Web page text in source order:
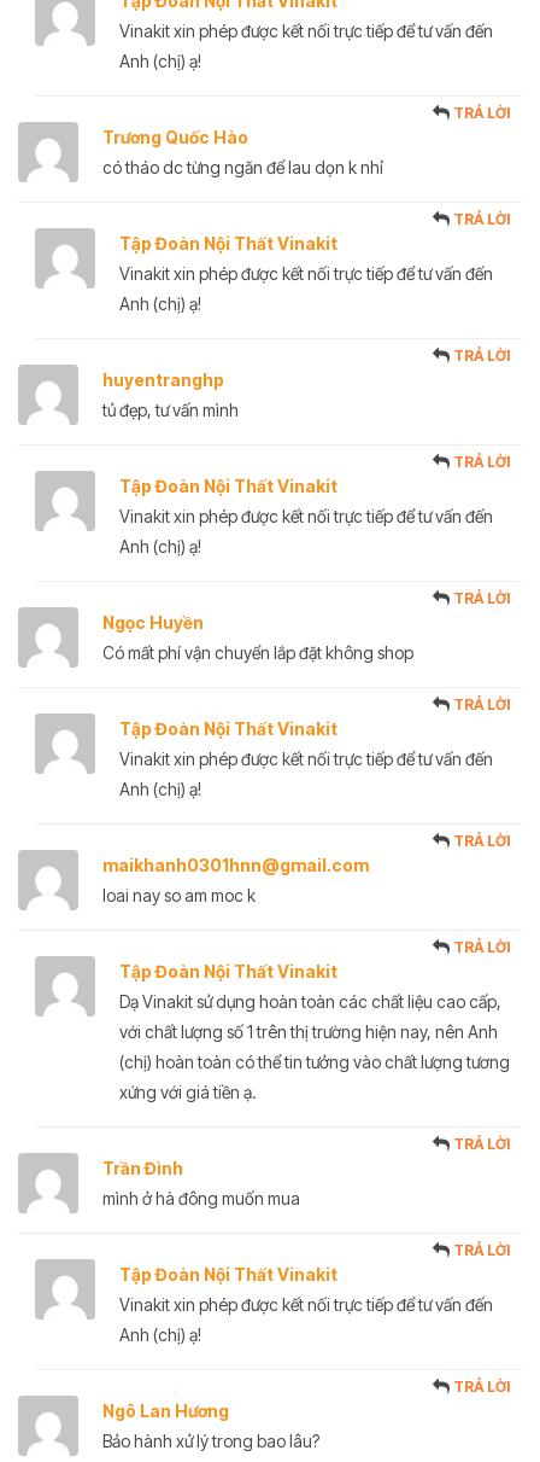
Vinakit xin phép được kết nối trực tiếp để tư vấn đến
Anh (chị) ạ!
Trương Quốc Hào
TRẢ LỜI
có tháo dc từng ngăn để lau dọn k nhỉ
Tập Đoàn Nội Thất Vinakit
TRẢ LỜI
Vinakit xin phép được kết nối trực tiếp để tư vấn đến
Anh (chị) ạ!
huyentranghp
TRẢ LỜI
tủ đẹp, tư vấn mình
Tập Đoàn Nội Thất Vinakit
TRẢ LỜI
Vinakit xin phép được kết nối trực tiếp để tư vấn đến
Anh (chị) ạ!
Ngọc Huyền
TRẢ LỜI
Có mất phí vận chuyển lắp đặt không shop
Tập Đoàn Nội Thất Vinakit
TRẢ LỜI
Vinakit xin phép được kết nối trực tiếp để tư vấn đến
Anh (chị) ạ!
maikhanh0301hnn@gmail.com
TRẢ LỜI
loai nay so am moc k
Tập Đoàn Nội Thất Vinakit
TRẢ LỜI
Dạ Vinakit sử dụng hoàn toàn các chất liệu cao cấp,
với chất lượng số 1 trên thị trường hiện nay, nên Anh
(chị) hoàn toàn có thể tin tưởng vào chất lượng tương
xứng với giá tiền ạ.
Trần Đình
TRẢ LỜI
mình ở hà đông muốn mua
Tập Đoàn Nội Thất Vinakit
TRẢ LỜI
Vinakit xin phép được kết nối trực tiếp để tư vấn đến
Anh (chị) ạ!
Ngô Lan Hương
TRẢ LỜI
Bảo hành xử lý trong bao lâu?